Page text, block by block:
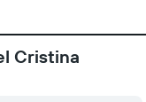
Cristina